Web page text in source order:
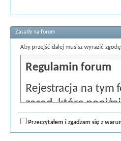
Zasady na forum
Aby przejść dalej musisz wyrazić
Regulamin forum
Rejestracja na tym
zasad, które
zaznacz pole
zgadzasz się i
Przeczytałem i zgadzam się z